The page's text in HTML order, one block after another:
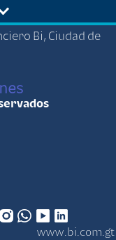
Bi, Ciudad de
www.bi.com.gt